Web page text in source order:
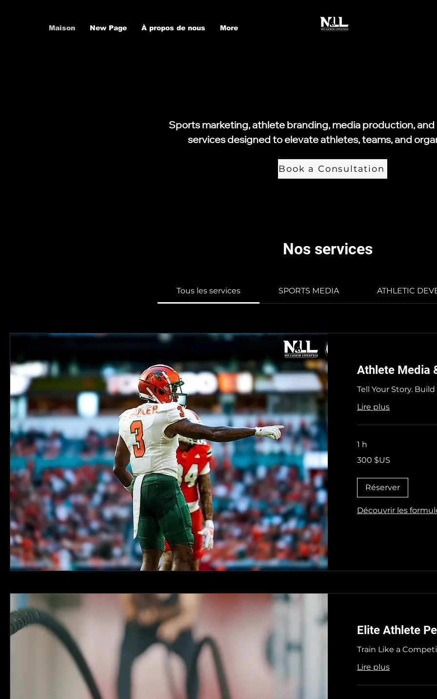
Maison New Page À propos de nous More
Sports marketing, athlete branding, media production,
services designed to elevate athletes, teams, and
Book a Consultation
Nos services
Tous les services SPORTS MEDIA ATHLETIC
Athlete Media
Tell Your Story.
Lire plus
1 h
dollars
300 $US
Réserver
Découvrir les
Elite Athlete
Train Like a
Lire plus